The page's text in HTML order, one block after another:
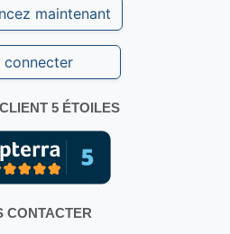
maintenant
connecter
5 ÉTOILES
CONTACTER